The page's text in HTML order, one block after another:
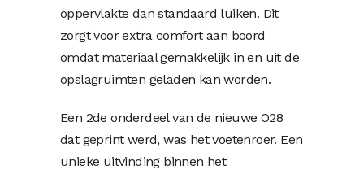
oppervlakte dan standaard luiken. Dit
zorgt voor extra comfort aan boord
omdat materiaal gemakkelijk in en uit de
opslagruimten geladen kan worden.
Een 2de onderdeel van de nieuwe O28
dat geprint werd, was het voetenroer. Een
unieke uitvinding binnen het